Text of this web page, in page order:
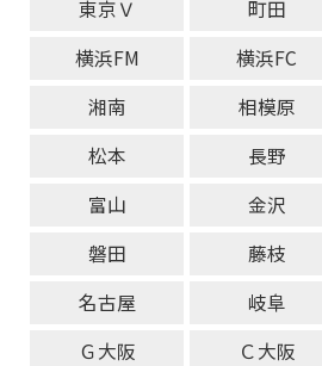
東京Ｖ
町田
横浜FM
横浜FC
湘南
相模原
松本
長野
富山
金沢
磐田
藤枝
名古屋
岐阜
Ｇ大阪
Ｃ大阪